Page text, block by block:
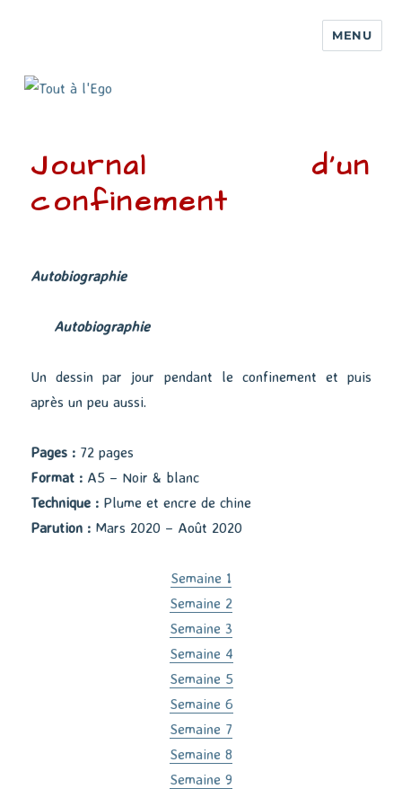
MENU
Journal d’un
confinement
Autobiographie
Autobiographie
Un dessin par jour pendant le confinement et puis
après un peu aussi.
Pages : 72 pages
Format : A5 – Noir & blanc
Technique : Plume et encre de chine
Parution : Mars 2020 – Août 2020
Semaine 1
Semaine 2
Semaine 3
Semaine 4
Semaine 5
Semaine 6
Semaine 7
Semaine 8
Semaine 9